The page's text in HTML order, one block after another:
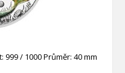
/ 1000 Průměr: 40 mm